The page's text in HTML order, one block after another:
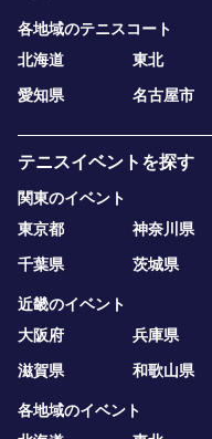
各地域のテニスコート
北海道
東北
愛知県
名古屋市
テニスイベントを探す
関東のイベント
東京都
神奈川県
千葉県
茨城県
近畿のイベント
大阪府
兵庫県
滋賀県
和歌山県
各地域のイベント